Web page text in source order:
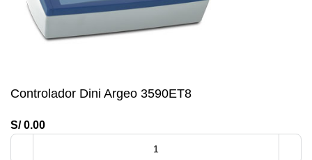
Controlador Dini Argeo 3590ET8
S/0.00